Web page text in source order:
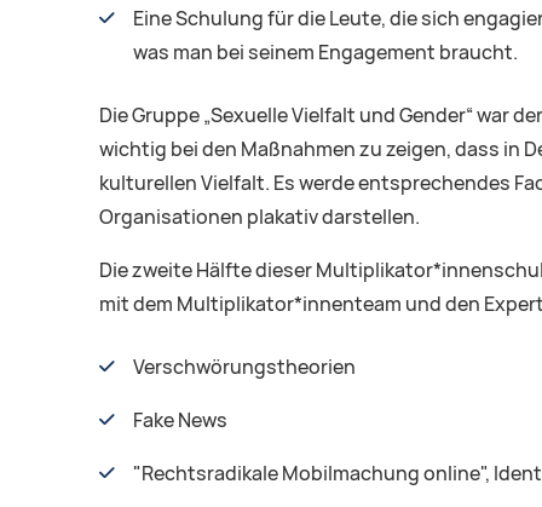
Eine Schulung für die Leute, die sich
was man bei seinem Engagement braucht.
Die Gruppe „Sexuelle Vielfalt und Gender“ war
wichtig bei den Maßnahmen zu zeigen, dass in
kulturellen Vielfalt. Es werde entsprechendes
Organisationen plakativ darstellen.
Die zweite Hälfte dieser
mit dem Multiplikator*innenteam und den
Verschwörungstheorien
Fake News
"Rechtsradikale Mobilmachung online",